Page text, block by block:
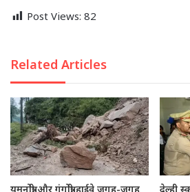
Post Views: 82
Related Articles
यमुनोत्री और गंगोत्री हाईवे जगह-जगह
देल्ही